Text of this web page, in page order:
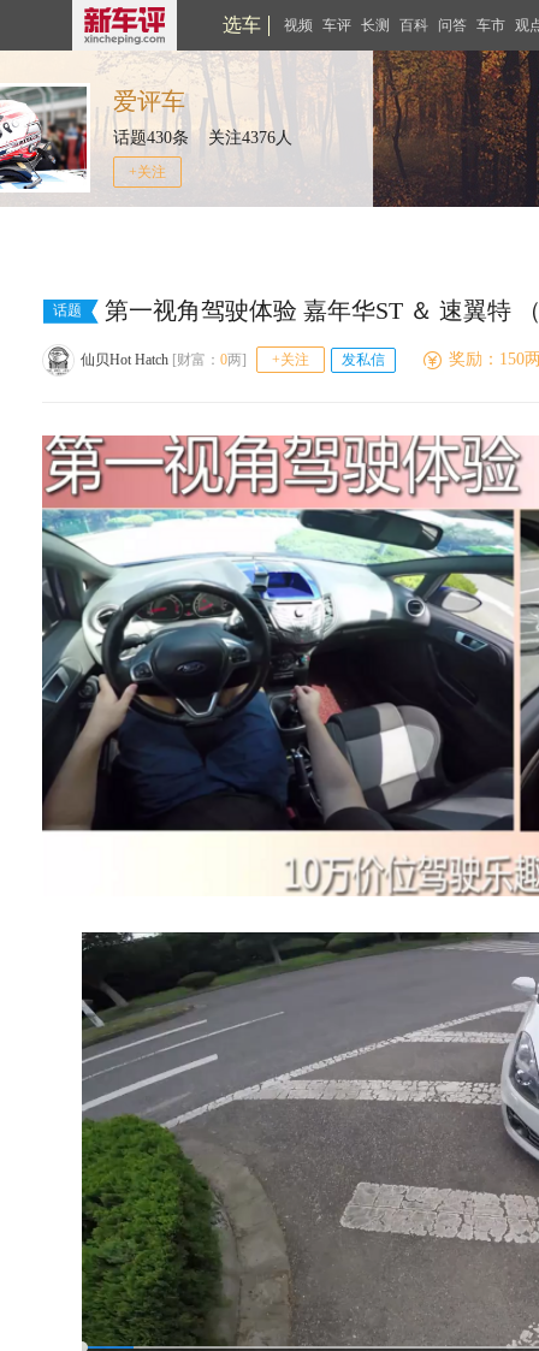
选车 视频 车评 长测 百科 问答 车市 观
爱评车
话题430条 关注4376人
+关注
话题 第一视角驾驶体验 嘉年华ST ＆ 速翼特
仙贝Hot Hatch [财富： 0两] +关注 发私信 奖励：150